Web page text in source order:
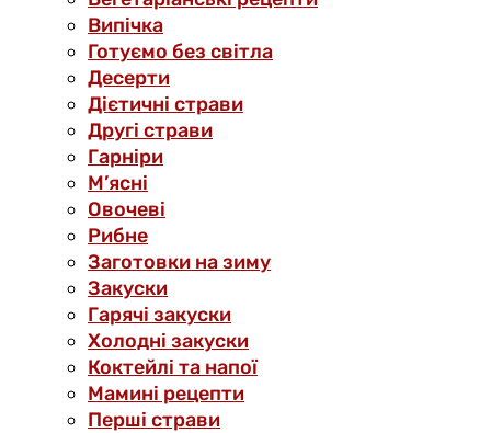
Випічка
Готуємо без світла
Десерти
Дієтичні страви
Другі страви
Гарніри
М’ясні
Овочеві
Рибне
Заготовки на зиму
Закуски
Гарячі закуски
Холодні закуски
Коктейлі та напої
Мамині рецепти
Перші страви